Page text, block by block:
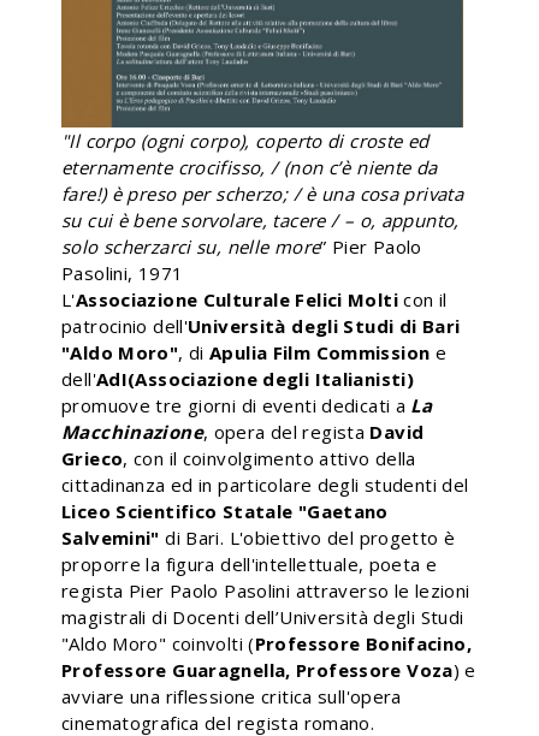
"Il corpo (ogni corpo), coperto di croste ed
eternamente crocifisso, / (non c’è niente da
fare!) è preso per scherzo; / è una cosa privata
su cui è bene sorvolare, tacere / – o, appunto,
solo scherzarci su, nelle more” Pier Paolo
Pasolini, 1971
L'Associazione Culturale Felici Molticon il
patrocinio dell'Università degli Studi di Bari
"Aldo Moro", di Apulia Film Commission e
dell'AdI(Associazione degli Italianisti)
promuove tre giorni di eventi dedicati a La
Macchinazione, opera del regista David
Grieco, con il coinvolgimento attivo della
cittadinanza ed in particolare degli studenti del
Liceo Scientifico Statale "Gaetano
Salvemini" di Bari. L'obiettivo del progetto è
proporre la figura dell'intellettuale, poeta e
regista Pier Paolo Pasolini attraverso le lezioni
magistrali di Docenti dell’Università degli Studi
"Aldo Moro" coinvolti (Professore Bonifacino,
Professore Guaragnella, Professore Voza) e
avviare una riflessione critica sull'opera
cinematografica del regista romano.